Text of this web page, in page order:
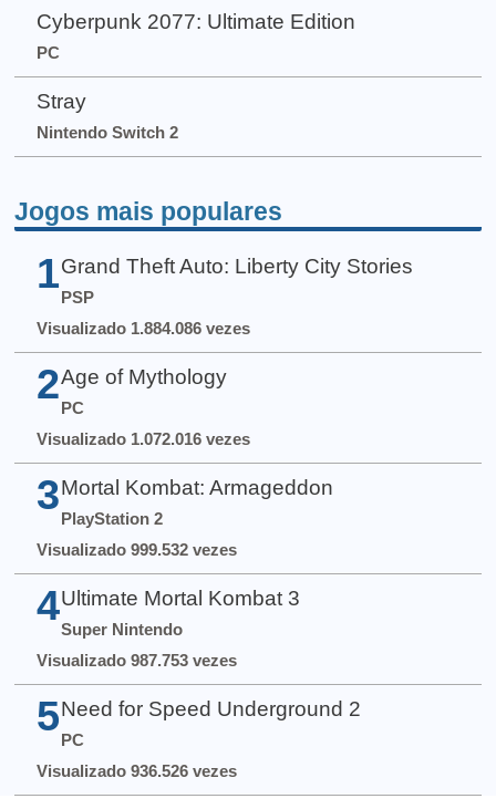
Cyberpunk 2077: Ultimate Edition
PC
Stray
Nintendo Switch 2
Jogos mais populares
1 Grand Theft Auto: Liberty City Stories
PSP
Visualizado 1.884.086 vezes
2 Age of Mythology
PC
Visualizado 1.072.016 vezes
3 Mortal Kombat: Armageddon
PlayStation 2
Visualizado 999.532 vezes
4 Ultimate Mortal Kombat 3
Super Nintendo
Visualizado 987.753 vezes
5 Need for Speed Underground 2
PC
Visualizado 936.526 vezes